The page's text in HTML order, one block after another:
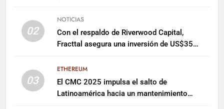
02
NOTICIAS
Con el respaldo de Riverwood Capital,
Fracttal asegura una inversión de US$35
03
ETHEREUM
El CMC 2025 impulsa el salto de
Latinoamérica hacia un mantenimiento